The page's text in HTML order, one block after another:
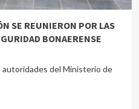
SE REUNIERON POR LAS
BONAERENSE
autoridades del Ministerio de